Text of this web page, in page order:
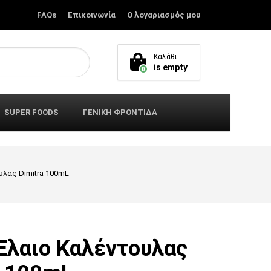
FAQs Επικοινωνία Ο λογαριασμός μου
0
Καλάθι
is empty
SUPER FOODS ΓΕΝΙΚΗ ΦΡΟΝΤΙΔΑ
Dimitra 100mL
Καλέντουλας